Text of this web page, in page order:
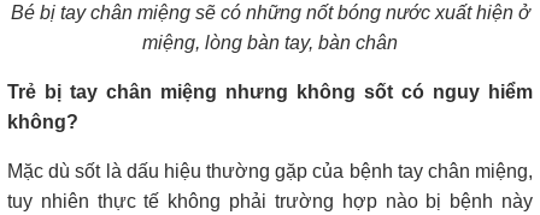
Bé bị tay chân miệng sẽ có những nốt bóng nước xuất hiện ở
miệng, lòng bàn tay, bàn chân
Trẻ bị tay chân miệng nhưng không sốt có nguy hiểm
không?
Mặc dù sốt là dấu hiệu thường gặp của bệnh tay chân miệng,
tuy nhiên thực tế không phải trường hợp nào bị bệnh này